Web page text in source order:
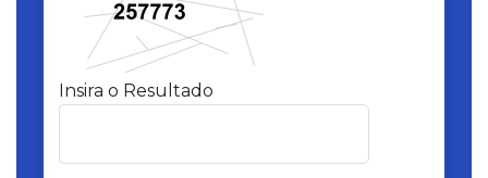
Insira o Resultado